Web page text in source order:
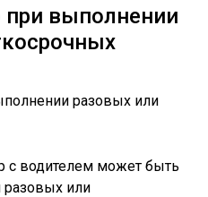
выполнении
с водителем может быть
разовых или